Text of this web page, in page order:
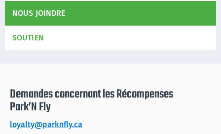
NOUS JOINDRE
SOUTIEN
Demandes concernant les Récompenses
Park’N Fly
loyalty@parknfly.ca